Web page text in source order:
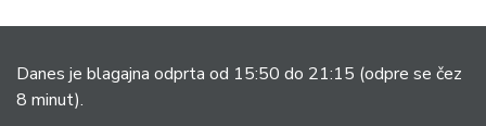
Danes je blagajna odprta od 15:50 do 21:15 (odpre se čez
8 minut).